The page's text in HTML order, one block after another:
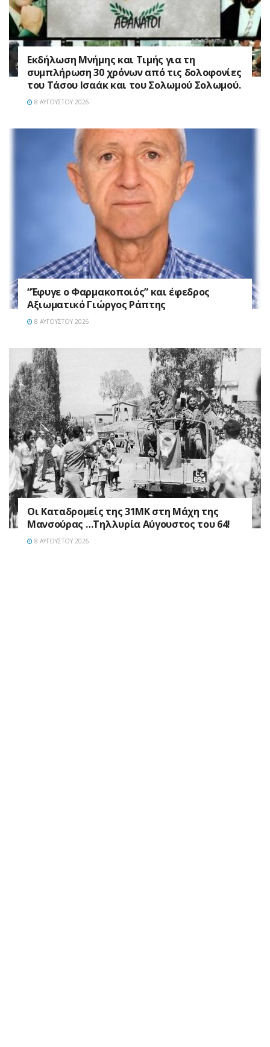
Εκδήλωση Μνήμης και Τιμής για τη
συμπλήρωση 30 χρόνων από τις δολοφονίες
του Τάσου Ισαάκ και του Σολωμού Σολωμού.
8 ΑΥΓΟΎΣΤΟΥ 2026
“Έφυγε ο Φαρμακοποιός” και έφεδρος
Αξιωματικό Γιώργος Ράπτης
8 ΑΥΓΟΎΣΤΟΥ 2026
Οι Καταδρομείς της 31ΜΚ στη Mάχη της
Μανσούρας …Τηλλυρία Αύγουστος του 64!
8 ΑΥΓΟΎΣΤΟΥ 2026